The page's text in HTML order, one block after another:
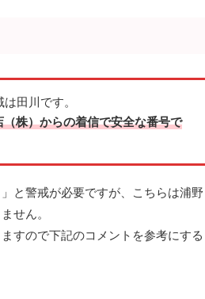
田川です。
株）からの着信で安全な番号で
と警戒が必要ですが、こちらは浦野
せん。
すので下記のコメントを参考にする